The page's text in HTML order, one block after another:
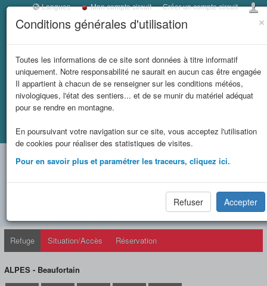
×
Conditions générales d'utilisation
Toutes les informations de ce site sont données à titre informatif
uniquement. Notre responsabilité ne saurait en aucun cas être engagée
Il appartient à chacun de se renseigner sur les conditions météos,
nivologiques, l'état des sentiers... et de se munir du matériel adéquat
pour se rendre en montagne.
En poursuivant votre navigation sur ce site, vous acceptez l'utilisation
de cookies pour réaliser des statistiques de visites.
Pour en savoir plus et paramétrer les traceurs, cliquez ici.
Refuser Accepter
Langues Mon compte circuit Créer un compte circuit
LES REFUGES DE
SAVOIE
et massifs
limitrophes
Fiche refuge REFUGE DE LA CROIX DU BONHOMME (FFCAM)
REFUGE DE LA CROIX DU
BONHOMME (FFCAM)
Refuge Situation/Accès Réservation
ALPES - Beaufortain